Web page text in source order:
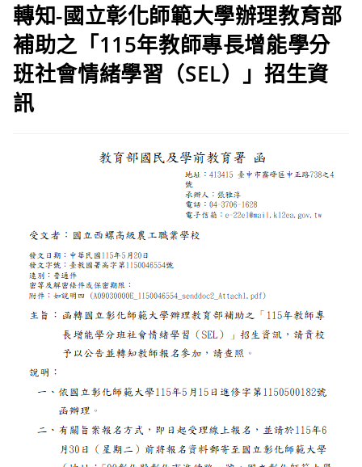
轉知-國立彰化師範大學辦理教育部
補助之「115年教師專長增能學分
班社會情緒學習（SEL）」招生資
訊